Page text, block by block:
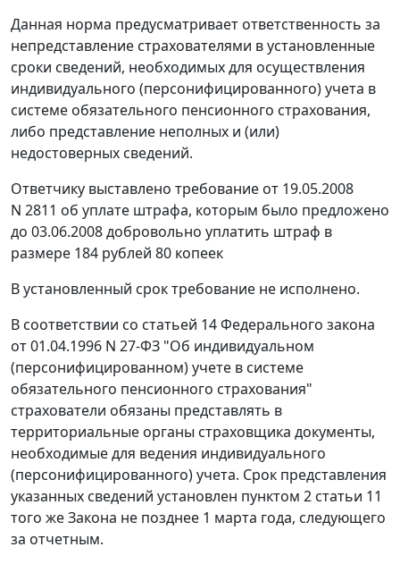
Данная норма предусматривает ответственность за
непредставление страхователями в установленные
сроки сведений, необходимых для осуществления
индивидуального (персонифицированного) учета в
системе обязательного пенсионного страхования,
либо представление неполных и (или)
недостоверных сведений.
Ответчику выставлено требование от 19.05.2008
N 2811 об уплате штрафа, которым было предложено
до 03.06.2008 добровольно уплатить штраф в
размере 184 рублей 80 копеек
В установленный срок требование не исполнено.
В соответствии со статьей 14Федерального закона
от 01.04.1996 N 27-ФЗ "Об индивидуальном
(персонифицированном) учете в системе
обязательного пенсионного страхования"
страхователи обязаны представлять в
территориальные органы страховщика документы,
необходимые для ведения индивидуального
(персонифицированного) учета. Срок представления
указанных сведений установлен пунктом 2 статьи 11
того же Закона не позднее 1 марта года, следующего
за отчетным.